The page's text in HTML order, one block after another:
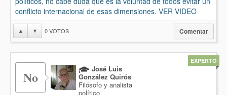
conflicto internacional de esas dimensiones. VER VIDEO
▲ ▼ 0VOTOS Comentar
No
José Luis
González Quirós
Filósofo y analista
político
EXPERTO